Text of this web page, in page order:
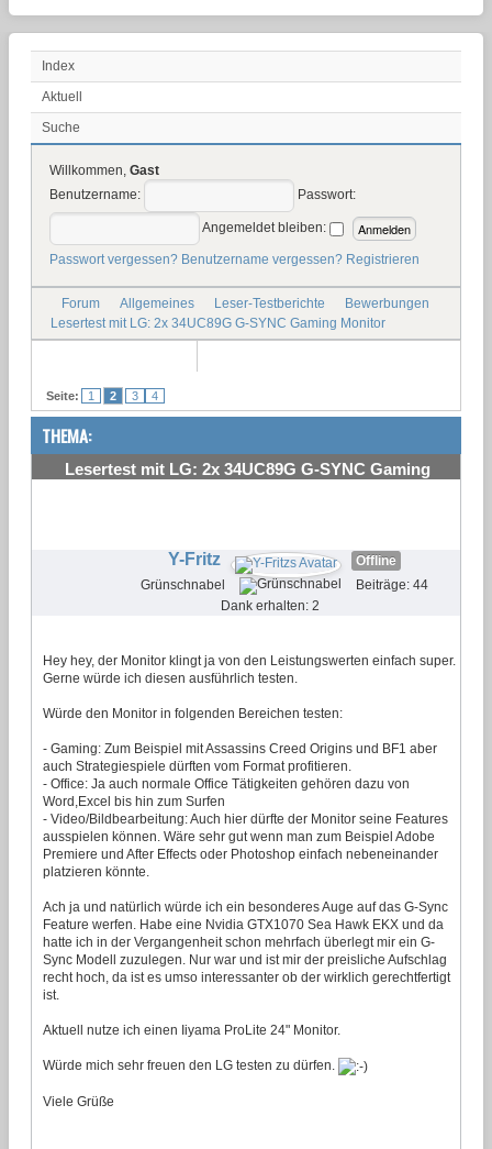
Index
Aktuell
Suche
Willkommen, Gast
Benutzername:
Passwort:
Angemeldet bleiben:
Passwort vergessen? Benutzername vergessen? Registrieren
Forum Allgemeines Leser-Testberichte
Bewerbungen
Lesertest mit LG: 2x 34UC89G G-SYNC Gaming Monitor
Seite: 1 2 3 4
THEMA:
Lesertest mit LG: 2x 34UC89G G-SYNC Gaming
Y-Fritz
Offline
Grünschnabel
Beiträge: 44
Dank erhalten: 2
Hey hey, der Monitor klingt ja von den Leistungswerten einfach super.
Gerne würde ich diesen ausführlich testen.
Würde den Monitor in folgenden Bereichen testen:
- Gaming: Zum Beispiel mit Assassins Creed Origins und BF1 aber
auch Strategiespiele dürften vom Format profitieren.
- Office: Ja auch normale Office Tätigkeiten gehören dazu von
Word,Excel bis hin zum Surfen
- Video/Bildbearbeitung: Auch hier dürfte der Monitor seine Features
ausspielen können. Wäre sehr gut wenn man zum Beispiel Adobe
Premiere und After Effects oder Photoshop einfach nebeneinander
platzieren könnte.
Ach ja und natürlich würde ich ein besonderes Auge auf das G-Sync
Feature werfen. Habe eine Nvidia GTX1070 Sea Hawk EKX und da
hatte ich in der Vergangenheit schon mehrfach überlegt mir ein G-
Sync Modell zuzulegen. Nur war und ist mir der preisliche Aufschlag
recht hoch, da ist es umso interessanter ob der wirklich gerechtfertigt
ist.
Aktuell nutze ich einen Iiyama ProLite 24" Monitor.
Würde mich sehr freuen den LG testen zu dürfen.
Viele Grüße